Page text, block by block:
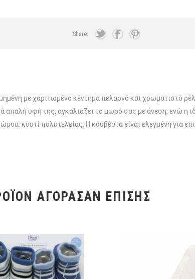
Share:
με χαριτωμένο κέντημα πελαργό και χρωματιστό
υφή της, αγκαλιάζει το μωρό σας με άνεση, ενώ η
κουτί πολυτελείας. Η κουβέρτα είναι ελεγμένη για
ΑΓΌΡΑΣΑΝ ΕΠΊΣΗΣ